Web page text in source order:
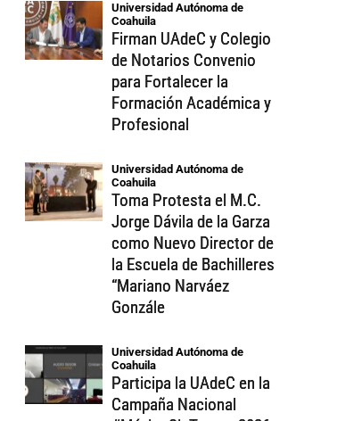
Universidad Autónoma de
Coahuila
Firman UAdeC y Colegio
de Notarios Convenio
para Fortalecer la
Formación Académica y
Profesional
Universidad Autónoma de
Coahuila
Toma Protesta el M.C.
Jorge Dávila de la Garza
como Nuevo Director de
la Escuela de Bachilleres
“Mariano Narváez
Gonzále
Universidad Autónoma de
Coahuila
Participa la UAdeC en la
Campaña Nacional